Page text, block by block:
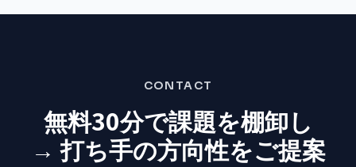
CONTACT
無料30分で課題を棚卸し
→ 打ち手の方向性をご提案